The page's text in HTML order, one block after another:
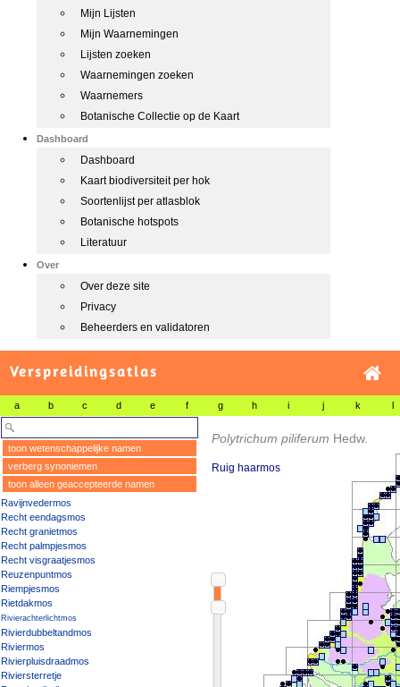
Mijn Lijsten
Mijn Waarnemingen
Lijsten zoeken
Waarnemingen zoeken
Waarnemers
Botanische Collectie op de Kaart
Dashboard
Dashboard
Kaart biodiversiteit per hok
Soortenlijst per atlasblok
Botanische hotspots
Literatuur
Over
Over deze site
Privacy
Beheerders en validatoren
Verspreidingsatlas
a b c d e f g h i j k l
toon wetenschappelijke namen
verberg synoniemen
toon alleen geaccepteerde namen
Ravijnvedermos
Recht eendagsmos
Recht granietmos
Recht palmpjesmos
Recht visgraatjesmos
Reuzenpuntmos
Riempjesmos
Rietdakmos
Rivierachterlichtmos
Rivierdubbeltandmos
Riviermos
Rivierpluisdraadmos
Riviersterretje
Polytrichum piliferum Hedw.
Ruig haarmos